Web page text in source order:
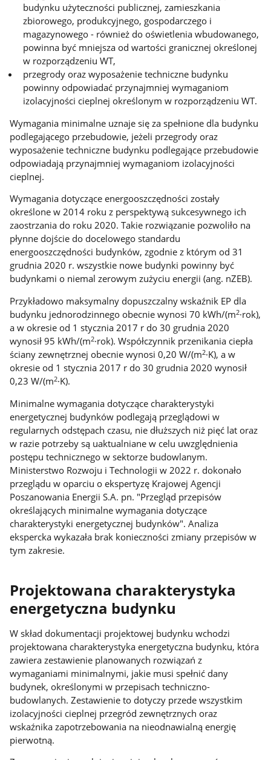
budynku użyteczności publicznej, zamieszkania
zbiorowego, produkcyjnego, gospodarczego i
magazynowego - również do oświetlenia wbudowanego,
powinna być mniejsza od wartości granicznej określonej
w rozporządzeniu WT,
przegrody oraz wyposażenie techniczne budynku
powinny odpowiadać przynajmniej wymaganiom
izolacyjności cieplnej określonym w rozporządzeniu WT.
Wymagania minimalne uznaje się za spełnione dla budynku
podlegającego przebudowie, jeżeli przegrody oraz
wyposażenie techniczne budynku podlegające przebudowie
odpowiadają przynajmniej wymaganiom izolacyjności
cieplnej.
Wymagania dotyczące energooszczędności zostały
określone w 2014 roku z perspektywą sukcesywnego ich
zaostrzania do roku 2020. Takie rozwiązanie pozwoliło na
płynne dojście do docelowego standardu
energooszczędności budynków, zgodnie z którym od 31
grudnia 2020 r. wszystkie nowe budynki powinny być
budynkami o niemal zerowym zużyciu energii (ang. nZEB).
Przykładowo maksymalny dopuszczalny wskaźnik EP dla
budynku jednorodzinnego obecnie wynosi 70 kWh/(m2·rok),
a w okresie od 1 stycznia 2017 r do 30 grudnia 2020
wynosił 95 kWh/(m2·rok). Współczynnik przenikania ciepła
ściany zewnętrznej obecnie wynosi 0,20 W/(m2·K), a w
okresie od 1 stycznia 2017 r do 30 grudnia 2020 wynosił
0,23 W/(m2·K).
Minimalne wymagania dotyczące charakterystyki
energetycznej budynków podlegają przeglądowi w
regularnych odstępach czasu, nie dłuższych niż pięć lat oraz
w razie potrzeby są uaktualniane w celu uwzględnienia
postępu technicznego w sektorze budowlanym.
Ministerstwo Rozwoju i Technologii w 2022 r. dokonało
przeglądu w oparciu o ekspertyzę Krajowej Agencji
Poszanowania Energii S.A. pn. "Przegląd przepisów
określających minimalne wymagania dotyczące
charakterystyki energetycznej budynków". Analiza
ekspercka wykazała brak konieczności zmiany przepisów w
tym zakresie.
Projektowana charakterystyka
energetyczna budynku
W skład dokumentacji projektowej budynku wchodzi
projektowana charakterystyka energetyczna budynku, która
zawiera zestawienie planowanych rozwiązań z
wymaganiami minimalnymi, jakie musi spełnić dany
budynek, określonymi w przepisach techniczno-
budowlanych. Zestawienie to dotyczy przede wszystkim
izolacyjności cieplnej przegród zewnętrznych oraz
wskaźnika zapotrzebowania na nieodnawialną energię
pierwotną.